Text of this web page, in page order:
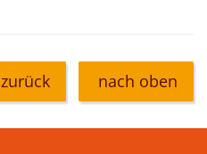
zurück nach oben